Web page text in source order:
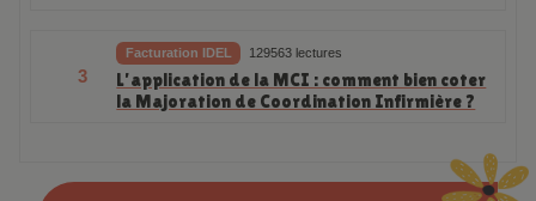
3
Facturation IDEL 129563 lectures
L’application de la MCI : comment bien coter
la Majoration de Coordination Infirmière ?